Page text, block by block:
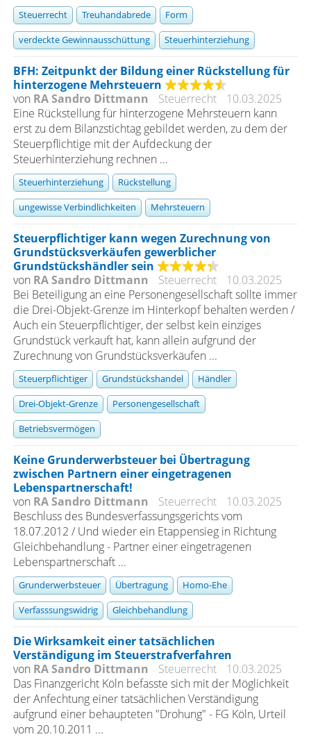
Steuerrecht Treuhandabrede Form
verdeckte Gewinnausschüttung Steuerhinterziehung
BFH: Zeitpunkt der Bildung einer Rückstellung für
hinterzogene Mehrsteuern
von RA Sandro Dittmann Steuerrecht
10.03.2025
Eine Rückstellung für hinterzogene Mehrsteuern kann
erst zu dem Bilanzstichtag gebildet werden, zu dem der
Steuerpflichtige mit der Aufdeckung der
Steuerhinterziehung rechnen ...
Steuerhinterziehung Rückstellung
ungewisse Verbindlichkeiten Mehrsteuern
Steuerpflichtiger kann wegen Zurechnung von
Grundstücksverkäufen gewerblicher
Grundstückshändler sein
von RA Sandro Dittmann Steuerrecht
10.03.2025
Bei Beteiligung an eine Personengesellschaft sollte immer
die Drei-Objekt-Grenze im Hinterkopf behalten werden /
Auch ein Steuerpflichtiger, der selbst kein einziges
Grundstück verkauft hat, kann allein aufgrund der
Zurechnung von Grundstücksverkäufen ...
Steuerpflichtiger Grundstückshandel Händler
Drei-Objekt-Grenze Personengesellschaft
Betriebsvermögen
Keine Grunderwerbsteuer bei Übertragung
zwischen Partnern einer eingetragenen
Lebenspartnerschaft!
von RA Sandro Dittmann Steuerrecht
10.03.2025
Beschluss des Bundesverfassungsgerichts vom
18.07.2012 / Und wieder ein Etappensieg in Richtung
Gleichbehandlung - Partner einer eingetragenen
Lebenspartnerschaft ...
Grunderwerbsteuer Übertragung Homo-Ehe
Verfasssungswidrig Gleichbehandlung
Die Wirksamkeit einer tatsächlichen
Verständigung im Steuerstrafverfahren
von RA Sandro Dittmann Steuerrecht
10.03.2025
Das Finanzgericht Köln befasste sich mit der Möglichkeit
der Anfechtung einer tatsächlichen Verständigung
aufgrund einer behaupteten "Drohung" - FG Köln, Urteil
vom 20.10.2011 ...